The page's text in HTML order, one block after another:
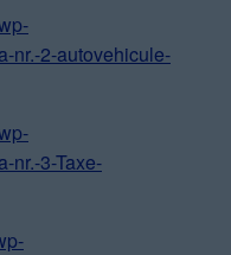
nr.-2-autovehicule-
nr.-3-Taxe-